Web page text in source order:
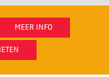
MEER INFO